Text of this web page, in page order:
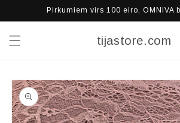
saturu
Pirkumiem virs 100 eiro, OMNIVA
tijastore.com
Pāriet uz
produkta
informāciju